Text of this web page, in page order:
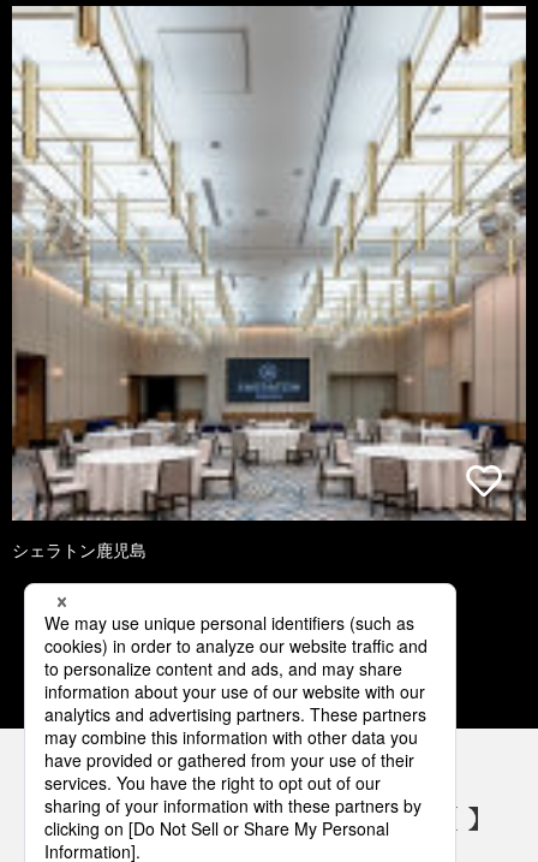
シェラトン鹿児島
2 3 4 5 6
パナソニックの電気設備 SNSアカウント